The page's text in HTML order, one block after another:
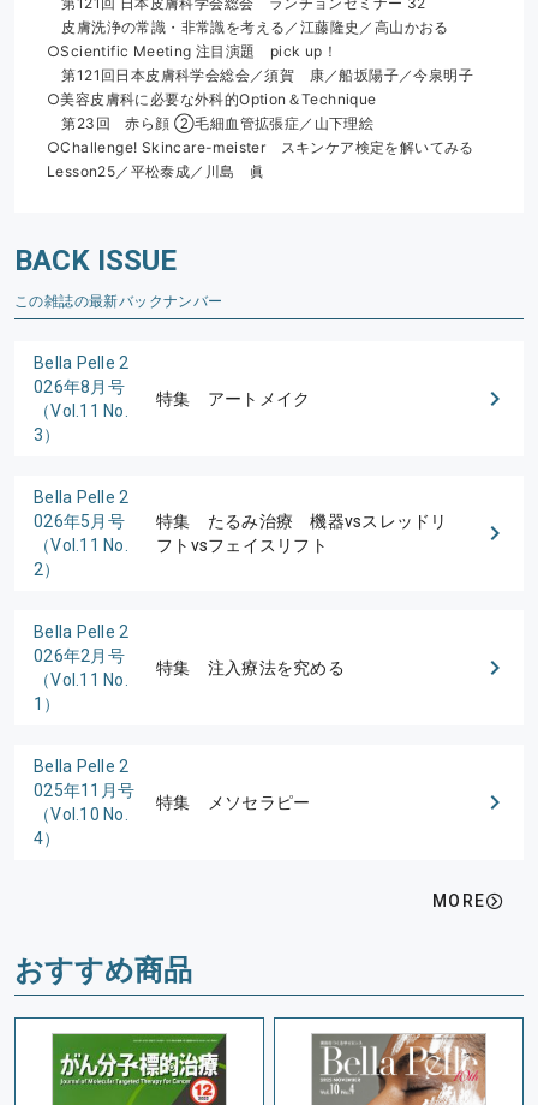
皮膚洗浄の常識・非常識を考える／江藤隆史／高山かおる
○Scientific Meeting 注目演題　pick up！
第121回日本皮膚科学会総会／須賀　康／船坂陽子／今泉明子
○美容皮膚科に必要な外科的Option＆Technique
第23回　赤ら顔 ②毛細血管拡張症／山下理絵
○Challenge! Skincare-meister　スキンケア検定を解いてみる
Lesson25／平松泰成／川島　眞
BACK ISSUE
この雑誌の最新バックナンバー
Bella Pelle 2
026年8月号
（Vol.11 No.
3）
特集 アートメイク
Bella Pelle 2
026年5月号
（Vol.11 No.
2）
特集 たるみ治療 機器vsスレッドリ
フトvsフェイスリフト
Bella Pelle 2
026年2月号
（Vol.11 No.
1）
特集 注入療法を究める
Bella Pelle 2
025年11月号
（Vol.10 No.
4）
特集 メソセラピー
MORE
おすすめ商品